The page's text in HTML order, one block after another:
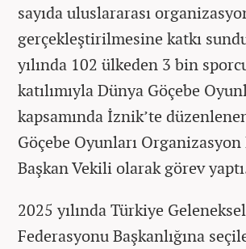
sayıda uluslararası
gerçekleştirilmesine katkı
yılında 102 ülkeden 3 bin
katılımıyla Dünya Göçebe
kapsamında İznik’te
Göçebe Oyunları
Başkan Vekili olarak görev
2025 yılında Türkiye
Federasyonu Başkanlığına